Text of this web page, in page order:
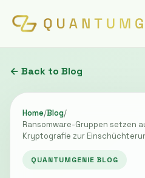
← Back to Blog
Home/Blog/
Ransomware-Gruppen setzen
Kryptografie zur
QUANTUMGENIE BLOG